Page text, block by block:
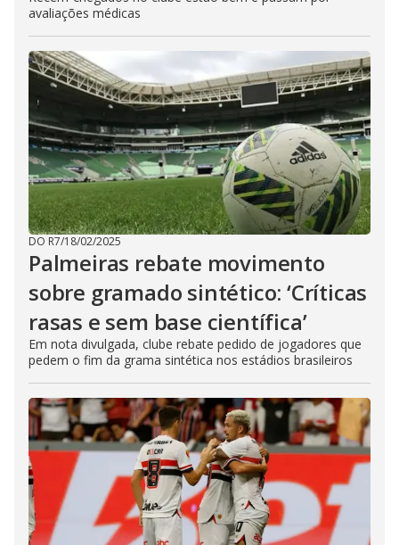
avaliações médicas
DO R7/18/02/2025
Palmeiras rebate movimento
sobre gramado sintético: ‘Críticas
rasas e sem base científica’
Em nota divulgada, clube rebate pedido de jogadores que
pedem o fim da grama sintética nos estádios brasileiros